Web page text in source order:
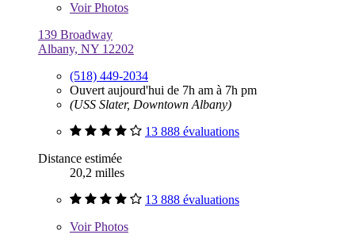
VoirPhotos
139 Broadway
Albany, NY 12202
(518) 449-2034
Ouvert aujourd'hui de 7h am à 7h pm
(USS Slater, Downtown Albany)
13 888 évaluations
Distance estimée
20,2 milles
13 888 évaluations
VoirPhotos